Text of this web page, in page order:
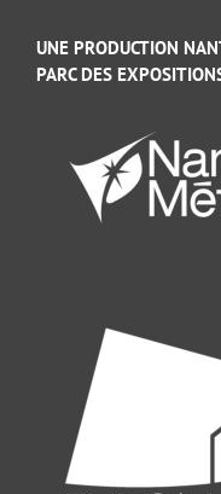
UNE PRODUCTION
PARC DES